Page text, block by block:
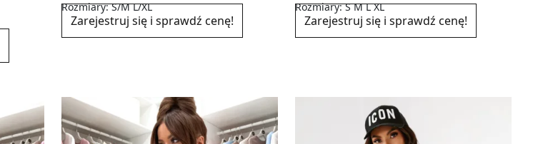
Rozmiary: S/M L/XL
Zarejestruj się i sprawdź cenę!
Rozmiary: S M L XL
Zarejestruj się i sprawdź cenę!